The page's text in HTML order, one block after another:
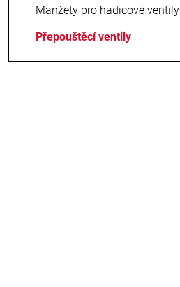
Manžety pro hadicové ventily
Přepouštěcí ventily